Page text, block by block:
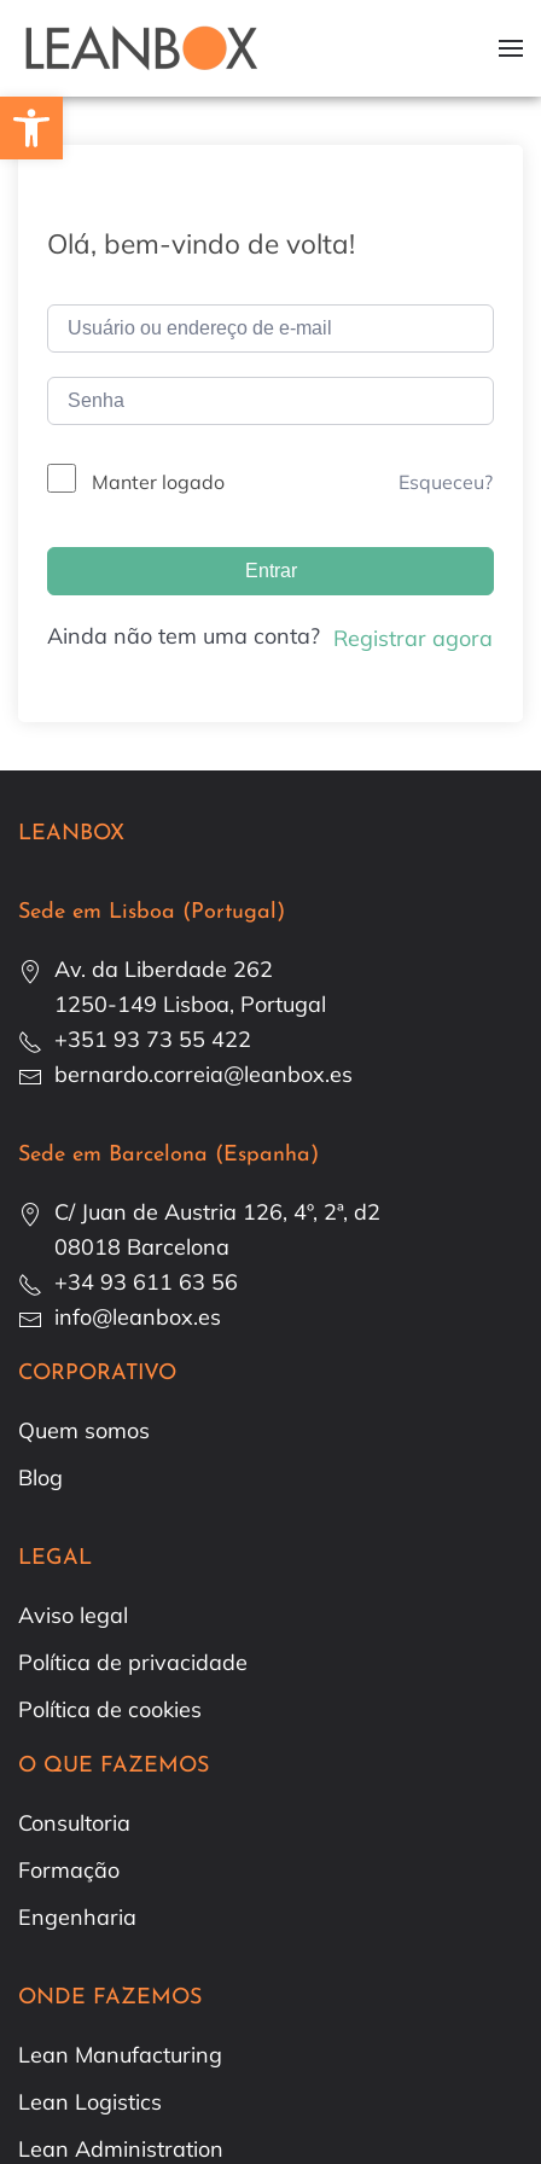
Barra de Ferramentas Aberta
Skip to main content
Olá, bem-vindo de volta!
Manter logado Esqueceu?
Entrar
Ainda não tem uma conta? Registrar agora
LEANBOX
Sede em Lisboa (Portugal)
Av. da Liberdade 262
1250-149 Lisboa, Portugal
+351 93 73 55 422
bernardo.correia@leanbox.es
Sede em Barcelona (Espanha)
C/ Juan de Austria 126, 4º, 2ª, d2
08018 Barcelona
+34 93 611 63 56
info@leanbox.es
CORPORATIVO
Quem somos
Blog
LEGAL
Aviso legal
Política de privacidade
Política de cookies
O QUE FAZEMOS
Consultoria
Formação
Engenharia
ONDE FAZEMOS
Lean Manufacturing
Lean Logistics
Lean Administration